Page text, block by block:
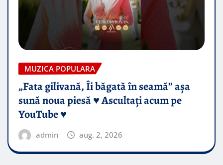
MUZICA POPULARA
„Fata gilivană, Îi băgată în seamă” așa
sună noua piesă ♥️ Ascultați acum pe
YouTube ♥️
admin aug. 2, 2026